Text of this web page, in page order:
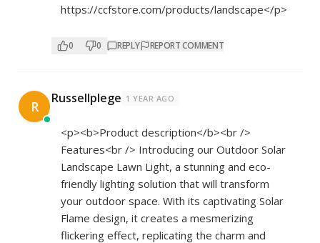
https://ccfstore.com/products/landscape</p>
0 0 REPLY REPORT COMMENT
R Russellplege 1 YEAR AGO
<p><b>Product description</b><br />
Features<br /> Introducing our Outdoor Solar
Landscape Lawn Light, a stunning and eco-
friendly lighting solution that will transform
your outdoor space. With its captivating Solar
Flame design, it creates a mesmerizing
flickering effect, replicating the charm and